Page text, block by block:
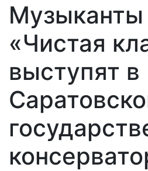
Музыканты
«Чистая
выступят в